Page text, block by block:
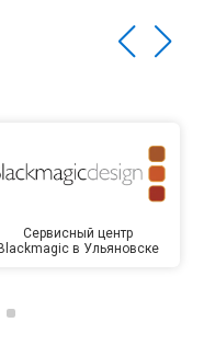
Сервисный центр
Blackmagic в Ульяновске